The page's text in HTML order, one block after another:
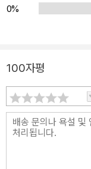
자격증을 따고, 우여
조선인들이 있다. 일
다. 그들이 꿈을 꾸고
편견 없는 세상이 되기를 기원한다. 세탁
0년 재일동포 3세로
글을 쓰고 있다. 김황
0%
100자평